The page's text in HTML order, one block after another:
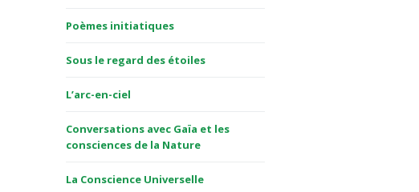
Poèmes initiatiques
Sous le regard des étoiles
L’arc-en-ciel
Conversations avec Gaïa et les
consciences de la Nature
La Conscience Universelle